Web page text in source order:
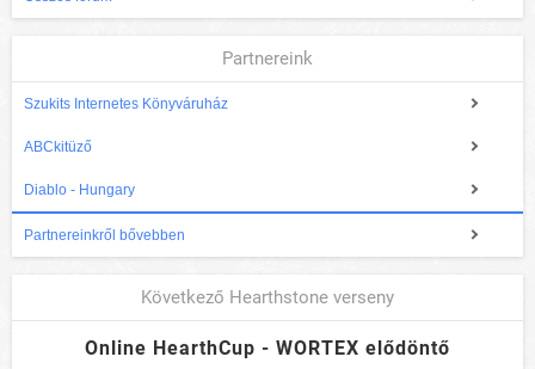
Partnereink
Szukits Internetes Könyváruház
ABCkitüző
Diablo - Hungary
Partnereinkről bővebben
Következő Hearthstone verseny
Online HearthCup - WORTEX elődöntő